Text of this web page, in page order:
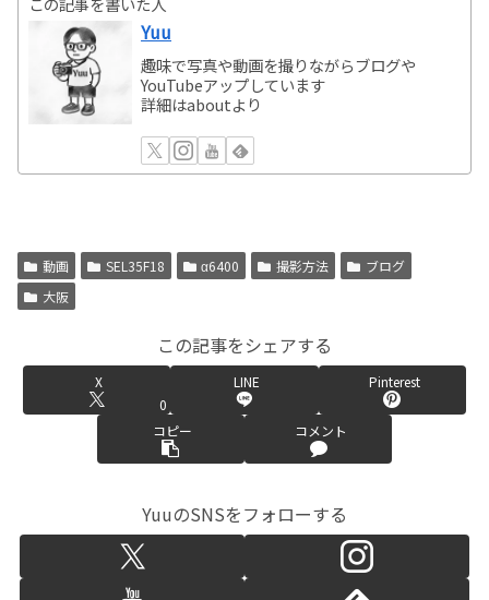
Yuu
趣味で写真や動画を撮りながらブログや
YouTubeアップしています
詳細はaboutより
動画 SEL35F18 α6400 撮影方法
ブログ
大阪
この記事をシェアする
X
0
LINE Pinterest
コピー コメント
YuuのSNSをフォローする